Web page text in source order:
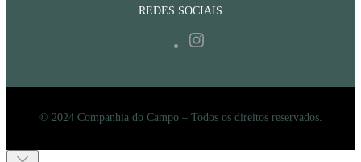
REDES SOCIAIS
© 2024 Companhia do Campo – Todos os direitos reservados.